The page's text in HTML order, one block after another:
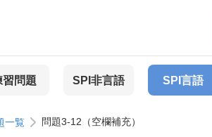
習問題 SPI非言語 SPI言語
一覧 問題3-12（空欄補充）